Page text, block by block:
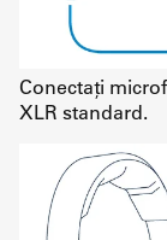
Conectați
XLR standard.